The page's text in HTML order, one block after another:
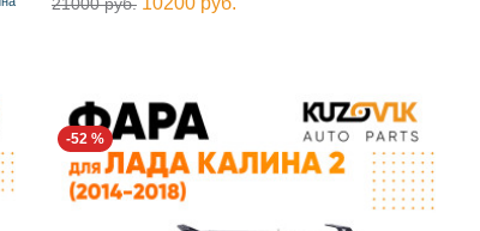
-52 %